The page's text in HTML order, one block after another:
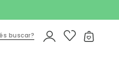
buscar?